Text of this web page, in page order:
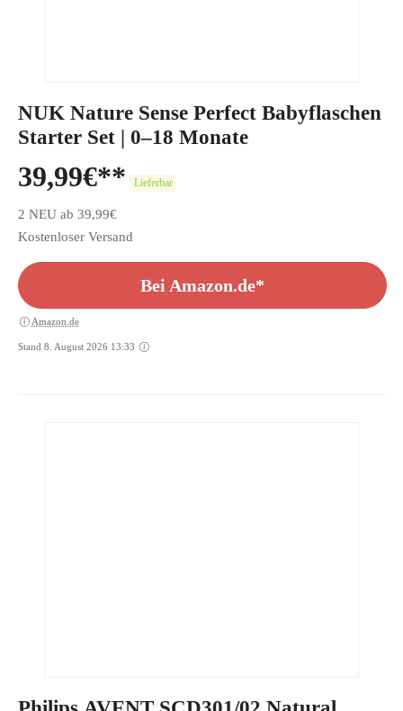
NUK Nature Sense Perfect Babyflaschen
Starter Set | 0–18 Monate
39,99€ Lieferbar
2 NEU ab 39,99€
Kostenloser Versand
Bei Amazon.de*
Amazon.de
Stand 8. August 2026 13:33